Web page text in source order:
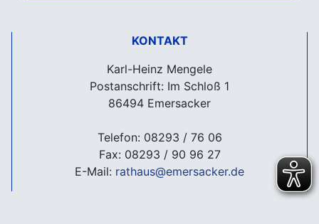
KONTAKT
Karl-Heinz Mengele
Postanschrift: Im Schloß 1
86494 Emersacker
Telefon: 08293 / 76 06
Fax: 08293 / 90 96 27
E-Mail: rathaus@emersacker.de